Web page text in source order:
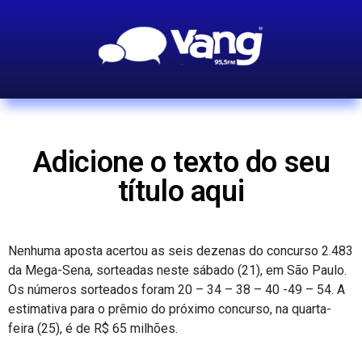
Adicione o texto do seu
título aqui
Nenhuma aposta acertou as seis dezenas do concurso 2.483
da Mega-Sena, sorteadas neste sábado (21), em São Paulo.
Os números sorteados foram 20 – 34 – 38 – 40 -49 – 54. A
estimativa para o prêmio do próximo concurso, na quarta-
feira (25), é de R$ 65 milhões.